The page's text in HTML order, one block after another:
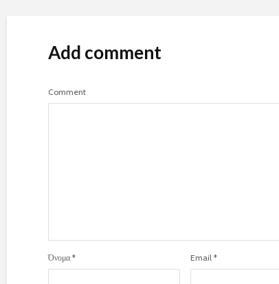
Add comment
Comment
Όνομα * Email *